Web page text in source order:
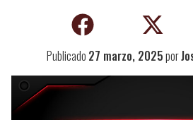
Publicado 27 marzo, 2025por